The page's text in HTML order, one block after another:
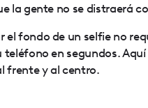
la gente no se distraerá
el fondo de un selfie no
teléfono en segundos.
frente y al centro.